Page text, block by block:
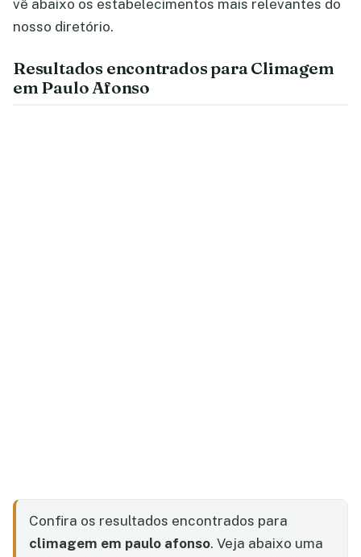
vê abaixo os estabelecimentos mais relevantes do
nosso diretório.
Resultados encontrados para Climagem
em Paulo Afonso
Confira os resultados encontrados para
climagem em paulo afonso. Veja abaixo uma